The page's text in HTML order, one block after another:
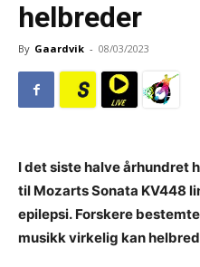
helbreder
By Gaardvik - 08/03/2023
I det siste halve århundret
til Mozarts Sonata KV448
epilepsi. Forskere
musikk virkelig kan